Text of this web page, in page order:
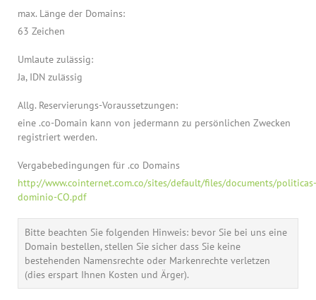
max. Länge der Domains:
63 Zeichen
Umlaute zulässig:
Ja, IDN zulässig
Allg. Reservierungs-Voraussetzungen:
eine .co-Domain kann von jedermann zu persönlichen Zwecken
registriert werden.
Vergabebedingungen für .co Domains
http://www.cointernet.com.co/sites/default/files/documents/politicas-
dominio-CO.pdf
Bitte beachten Sie folgenden Hinweis: bevor Sie bei uns eine
Domain bestellen, stellen Sie sicher dass Sie keine
bestehenden Namensrechte oder Markenrechte verletzen
(dies erspart Ihnen Kosten und Ärger).